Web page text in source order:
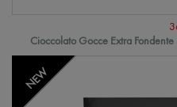
Cioccolato Gocce Extra
NEW